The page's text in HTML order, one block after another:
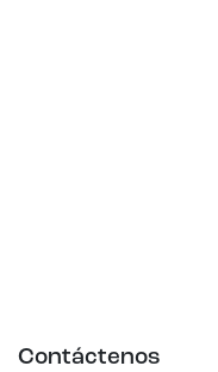
Contáctenos